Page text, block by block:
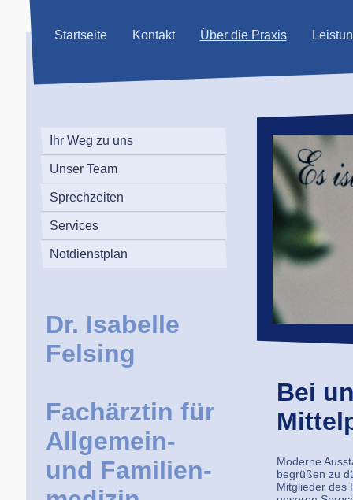
Startseite Kontakt Über die Praxis
Bei
Moderne
begrüßen zu
Mitglieder des
Ihr Weg zu uns
Unser Team
Sprechzeiten
Services
Notdienstplan
Dr. Isabelle
Felsing
Fachärztin für
Allgemein-
und Familien-